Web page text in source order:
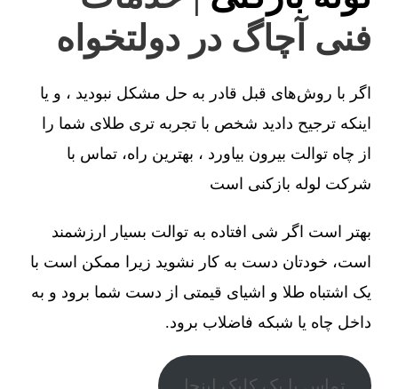
فنی آچاگ در دولتخواه
اگر با روش‌های قبل قادر به حل مشکل نبودید ، و یا
اینکه ترجیح دادید شخص با تجربه تری طلای شما را
از چاه توالت بیرون بیاورد ، بهترین راه، تماس با
شرکت لوله بازکنی است
بهتر است اگر شی افتاده به توالت بسیار ارزشمند
است، خودتان دست به کار نشوید زیرا ممکن است با
یک اشتباه طلا و اشیای قیمتی از دست شما برود و به
داخل چاه یا شبکه فاضلاب برود.